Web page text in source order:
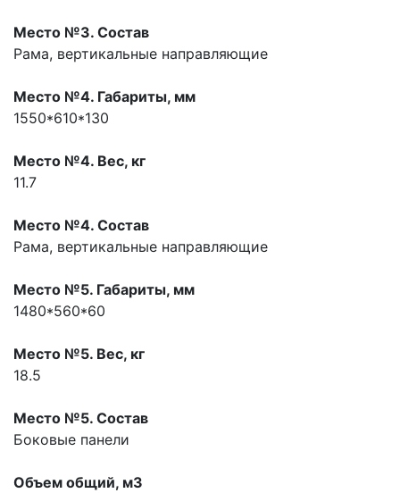
Место №3. Состав
Рама, вертикальные направляющие
Место №4. Габариты, мм
1550*610*130
Место №4. Вес, кг
11.7
Место №4. Состав
Рама, вертикальные направляющие
Место №5. Габариты, мм
1480*560*60
Место №5. Вес, кг
18.5
Место №5. Состав
Боковые панели
Объем общий, м3